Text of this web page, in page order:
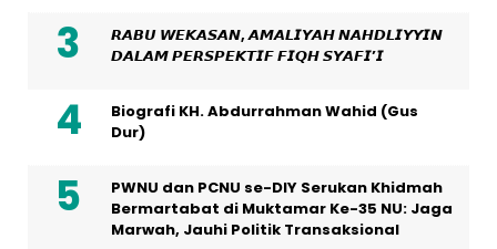
𝙍𝘼𝘽𝙐 𝙒𝙀𝙆𝘼𝙎𝘼𝙉, 𝘼𝙈𝘼𝙇𝙄𝙔𝘼𝙃 𝙉𝘼𝙃𝘿𝙇𝙄𝙔𝙔𝙄𝙉
𝘿𝘼𝙇𝘼𝙈 𝙋𝙀𝙍𝙎𝙋𝙀𝙆𝙏𝙄𝙁 𝙁𝙄𝙌𝙃 𝙎𝙔𝘼𝙁𝙄’𝙄
Biografi KH. Abdurrahman Wahid (Gus
Dur)
PWNU dan PCNU se-DIY Serukan Khidmah
Bermartabat di Muktamar Ke-35 NU: Jaga
Marwah, Jauhi Politik Transaksional